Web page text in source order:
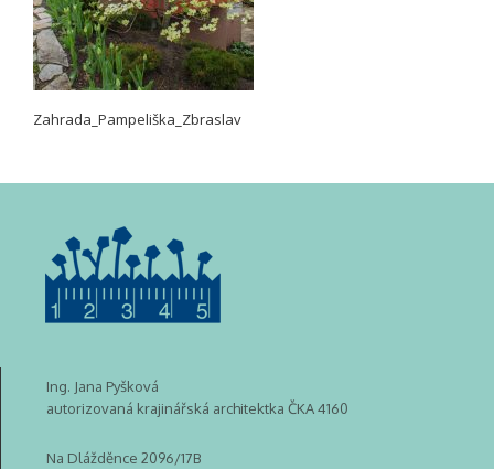
Zahrada_Pampeliška_Zbraslav
Ing. Jana Pyšková
autorizovaná krajinářská architektka ČKA 4160
Na Dlážděnce 2096/17B